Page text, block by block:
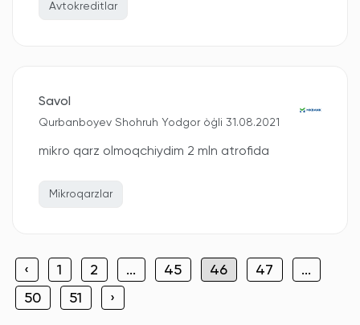
Avtokreditlar
Savol
Qurbanboyev Shohruh Yodgor òģli 31.08.2021
mikro qarz olmoqchiydim 2 mln atrofida
Mikroqarzlar
‹ 1 2 ... 45 46 47
...
50
51 ›